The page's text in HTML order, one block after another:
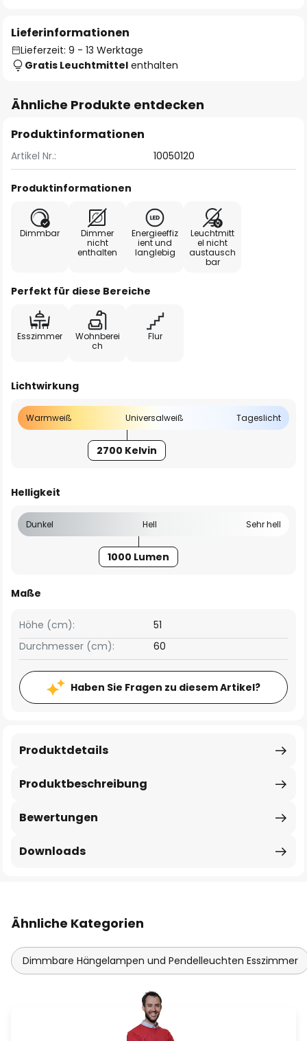
Lieferinformationen
Lieferzeit: 9 - 13 Werktage
Gratis Leuchtmittel enthalten
Ähnliche Produkte entdecken
Produktinformationen
Artikel Nr.: 10050120
Produktinformationen
Dimmbar
Dimmer
nicht
enthalten
Energieeffiz
ient und
langlebig
Leuchtmitt
el nicht
austausch
bar
Perfekt für diese Bereiche
Esszimmer
Wohnberei
ch
Flur
Lichtwirkung
Warmweiß Universalweiß Tageslicht
2700 Kelvin
Helligkeit
Dunkel Hell Sehr hell
1000 Lumen
Maße
Höhe (cm):
51
Durchmesser (cm):
60
Haben Sie Fragen zu diesem Artikel?
Produktbeschreibung
Produktdetails
Bewertungen
Downloads
Ähnliche Kategorien
Dimmbare Hängelampen und Pendelleuchten Esszimmer